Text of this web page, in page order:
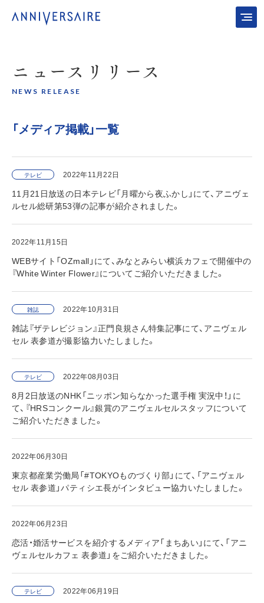
ニュース リリース
NEWS RELEASE
「メディア掲載」一覧
テレビ 2022年11月22日
11月21日放送の日本テレビ「月曜から夜ふかし」にて、アニヴェ
ルセル総研第53弾の記事が紹介されました。
2022年11月15日
WEBサイト「OZmall」にて、みなとみらい横浜カフェで開催中の
『White Winter Flower』についてご紹介いただきました。
雑誌 2022年10月31日
雑誌『ザテレビジョン』正門良規さん特集記事にて、アニヴェル
セル 表参道が撮影協力いたしました。
テレビ 2022年08月03日
8月2日放送のNHK「ニッポン知らなかった選手権 実況中！」に
て、『HRSコンクール』銀賞のアニヴェルセルスタッフについて
ご紹介いただきました。
2022年06月30日
東京都産業労働局「#TOKYOものづくり部」にて、「アニヴェル
セル 表参道」パティシエ長がインタビュー協力いたしました。
2022年06月23日
恋活・婚活サービスを紹介するメディア「まちあい」にて、「アニ
ヴェルセルカフェ 表参道」をご紹介いただきました。
テレビ 2022年06月19日